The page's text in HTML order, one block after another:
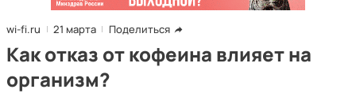
wi-fi.ru 21 марта Поделиться
Как отказ от кофеина влияет на
организм?